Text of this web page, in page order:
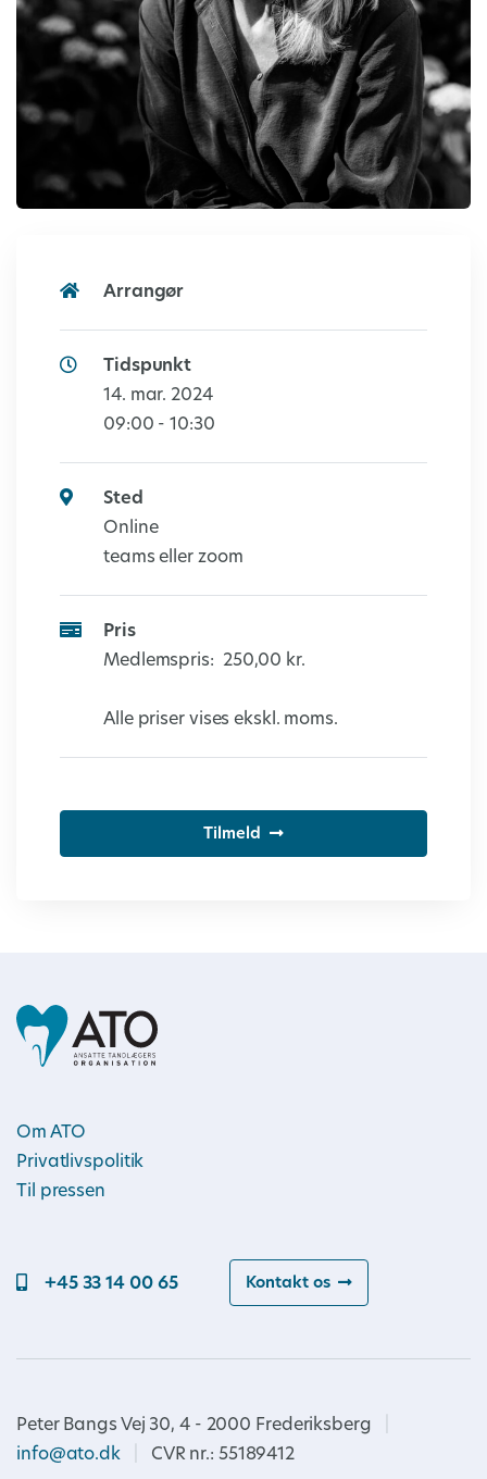
Arrangør
Tidspunkt
14. mar. 2024
09:00 - 10:30
Sted
Online
teams eller zoom
Pris
Medlemspris:
250,00 kr.
Alle priser vises ekskl. moms.
Tilmeld
Om ATO
Privatlivspolitik
Til pressen
+45 33 14 00 65 Kontakt os
Peter Bangs Vej 30, 4 - 2000 Frederiksberg
info@ato.dk
CVR nr.: 55189412